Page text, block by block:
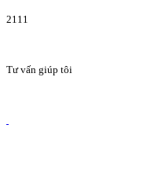
2111
Tư vấn giúp tôi